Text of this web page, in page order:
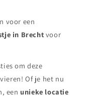
voor een
in Brecht voor
om deze
Of je het nu
een unieke locatie